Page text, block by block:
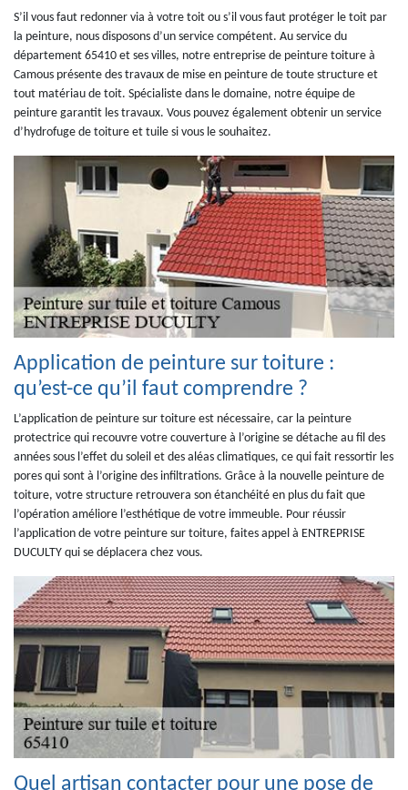
S’il vous faut redonner via à votre toit ou s’il vous faut protéger le toit par
la peinture, nous disposons d’un service compétent. Au service du
département 65410 et ses villes, notre entreprise de peinture toiture à
Camous présente des travaux de mise en peinture de toute structure et
tout matériau de toit. Spécialiste dans le domaine, notre équipe de
peinture garantit les travaux. Vous pouvez également obtenir un service
d’hydrofuge de toiture et tuile si vous le souhaitez.
Application de peinture sur toiture :
qu’est-ce qu’il faut comprendre ?
L’application de peinture sur toiture est nécessaire, car la peinture
protectrice qui recouvre votre couverture à l’origine se détache au fil des
années sous l’effet du soleil et des aléas climatiques, ce qui fait ressortir les
pores qui sont à l’origine des infiltrations. Grâce à la nouvelle peinture de
toiture, votre structure retrouvera son étanchéité en plus du fait que
l’opération améliore l’esthétique de votre immeuble. Pour réussir
l’application de votre peinture sur toiture, faites appel à ENTREPRISE
DUCULTY qui se déplacera chez vous.
Quel artisan contacter pour une pose de